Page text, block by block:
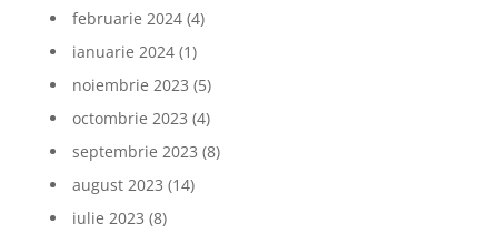
februarie 2024(4)
ianuarie 2024(1)
noiembrie 2023 (5)
octombrie 2023 (4)
septembrie 2023 (8)
august 2023 (14)
iulie 2023 (8)